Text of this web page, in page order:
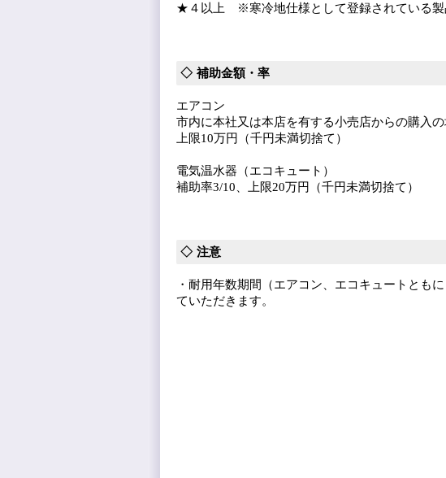
★４以上 ※寒冷地仕様として登録されている
補助金額・率
エアコン
市内に本社又は本店を有する小売店からの購入
上限10万円（千円未満切捨て）
電気温水器（エコキュート）
補助率3/10、上限20万円（千円未満切捨て）
注意
・耐用年数期間（エアコン、エコキュートとも
ていただきます。